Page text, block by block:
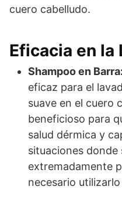
cuero cabelludo.
Eficacia en la
Shampoo en Barra:
eficaz para el
suave en el cuero
beneficioso para
salud dérmica y
situaciones donde
extremadamente
necesario